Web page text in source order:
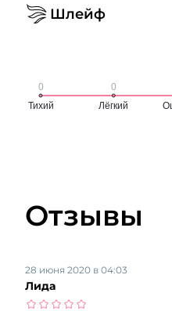
Шлейф
Отзывы
Лида
28 июня 2020 в 04:03